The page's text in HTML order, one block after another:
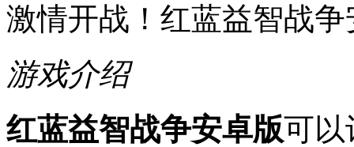
激情开战！红蓝益智战
游戏介绍
红蓝益智战争安卓版可以